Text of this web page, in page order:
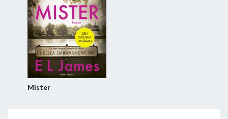
Mister